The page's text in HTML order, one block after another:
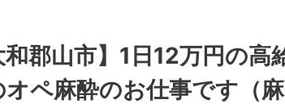
和郡山市】1日12万円の
ペ麻酔のお仕事です（麻